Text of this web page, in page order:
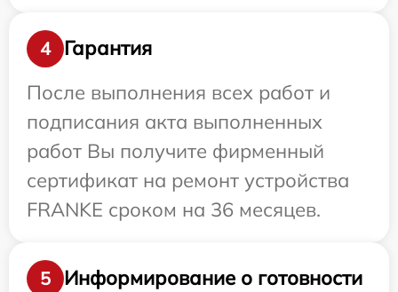
4
Гарантия
После выполнения всех работ и
подписания акта выполненных
работ Вы получите фирменный
сертификат на ремонт устройства
FRANKE сроком на 36 месяцев.
5
Информирование о готовности